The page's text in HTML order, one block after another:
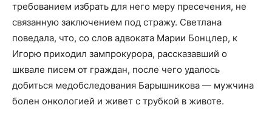
требованием избрать для него меру пресечения, не
связанную заключением под стражу. Светлана
поведала, что, со слов адвоката Марии Бонцлер, к
Игорю приходил зампрокурора, рассказавший о
шквале писем от граждан, после чего удалось
добиться медобследования Барышникова — мужчина
болен онкологией и живет с трубкой в животе.